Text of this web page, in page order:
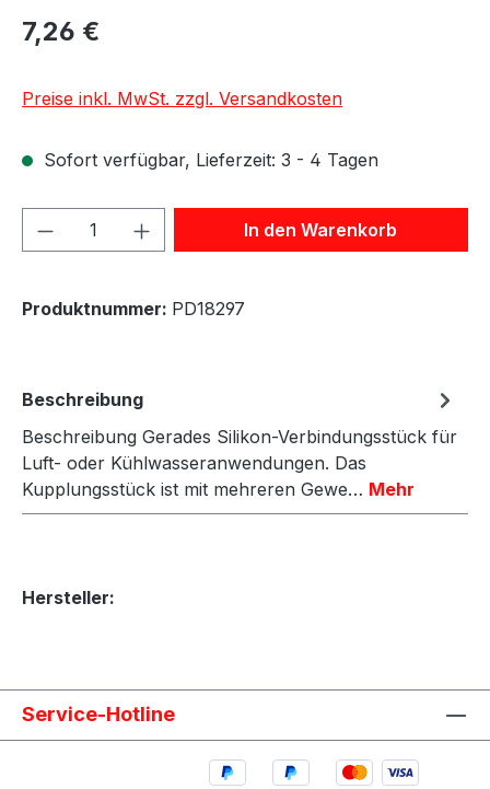
7,26 €
Preise inkl. MwSt. zzgl. Versandkosten
Sofort verfügbar, Lieferzeit: 3 - 4 Tagen
Produkt Anzahl: Gib denIn den Warenkorb
Produktnummer: PD18297
Beschreibung
Beschreibung Gerades Silikon-Verbindungsstück für
Luft- oder Kühlwasseranwendungen. Das
Kupplungsstück ist mit mehreren Gewe… Mehr
Hersteller:
Service-Hotline